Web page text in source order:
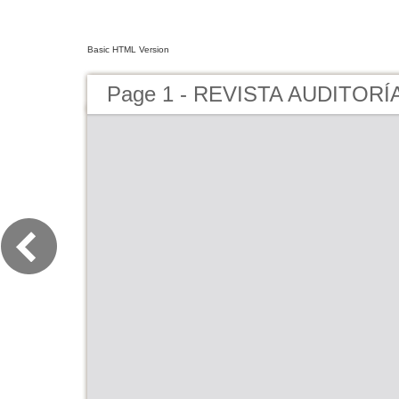
Basic HTML Version
Page 1 - REVISTA